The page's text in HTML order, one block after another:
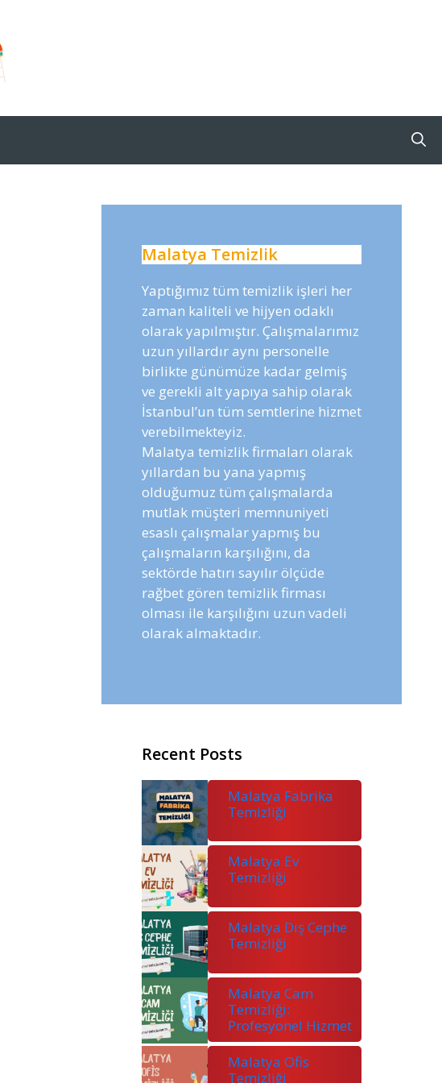
Malatya Temizlik
Yaptığımız tüm temizlik işleri her
zaman kaliteli ve hijyen odaklı
olarak yapılmıştır. Çalışmalarımız
uzun yıllardır aynı personelle
birlikte günümüze kadar gelmiş
ve gerekli alt yapıya sahip olarak
İstanbul’un tüm semtlerine hizmet
verebilmekteyiz.
Malatya temizlik firmaları olarak
yıllardan bu yana yapmış
olduğumuz tüm çalışmalarda
mutlak müşteri memnuniyeti
esaslı çalışmalar yapmış bu
çalışmaların karşılığını, da
sektörde hatırı sayılır ölçüde
rağbet gören temizlik firması
olması ile karşılığını uzun vadeli
olarak almaktadır.
Recent Posts
Malatya Fabrika
Temizliği
Malatya Ev
Temizliği
Malatya Dış Cephe
Temizliği
Malatya Cam
Temizliği:
Profesyonel Hizmet
Malatya Ofis
Temizliği